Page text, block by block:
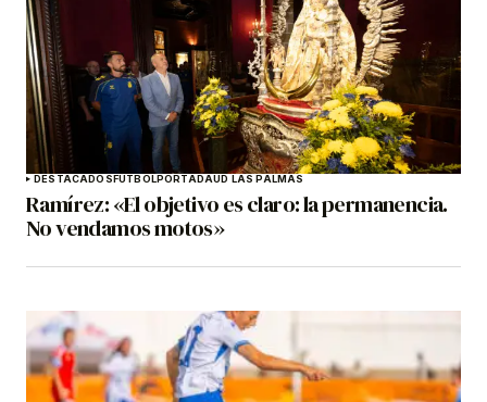
DESTACADOSFÚTBOLPORTADAUD LAS PALMAS
Ramírez: «El objetivo es claro: la permanencia.
No vendamos motos»